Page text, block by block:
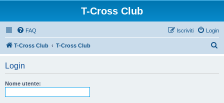
T-Cross Club
FAQ Login
Iscriviti
T-Cross Club T-Cross Club
Login
Nome utente: